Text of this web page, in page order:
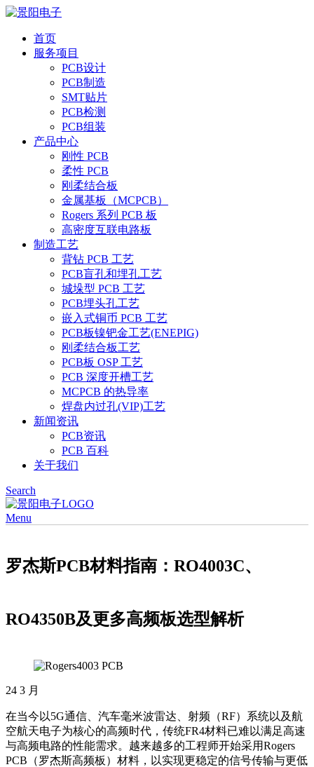
首页
服务项目
PCB设计
PCB制造
SMT贴片
PCB检测
PCB组装
产品中心
刚性 PCB
柔性 PCB
刚柔结合板
金属基板（MCPCB）
Rogers 系列 PCB 板
高密度互联电路板
制造工艺
背钻 PCB 工艺
PCB盲孔和埋孔工艺
城垛型 PCB 工艺
PCB埋头孔工艺
嵌入式铜币 PCB 工艺
PCB板镍钯金工艺(ENEPIG)
刚柔结合板工艺
PCB板 OSP 工艺
PCB 深度开槽工艺
MCPCB 的热导率
焊盘内过孔(VIP)工艺
新闻资讯
PCB资讯
PCB 百科
关于我们
Search
Menu
罗杰斯PCB材料指南：RO4003C、
RO4350B及更多高频板选型解析
24 3 月
在当今以5G通信、汽车毫米波雷达、射频（RF）系统以及航
空航天电子为核心的高频时代，传统FR4材料已难以满足高速
与高频电路的性能需求。越来越多的工程师开始采用Rogers
PCB（罗杰斯高频板）材料，以实现更稳定的信号传输与更低